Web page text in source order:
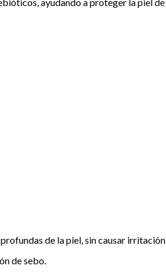
ayudando a proteger la piel de
de la piel, sin causar irritación.
de sebo.